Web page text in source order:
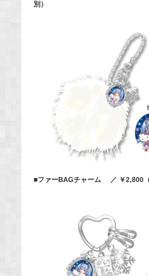
別）
■ファーBAGチャーム ／ ￥2,800（